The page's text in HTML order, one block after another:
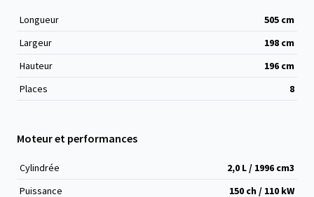
Longueur 505 cm
Largeur
198 cm
Hauteur
196 cm
Places
8
Moteur et performances
Cylindrée 2,0 L / 1996 cm3
Puissance
150 ch / 110 kW